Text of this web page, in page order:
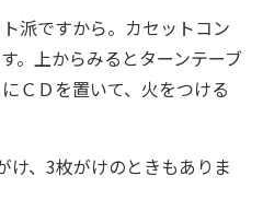
派ですから。カセットコン
。上からみるとターンテーブ
ＣＤを置いて、火をつける
け、3枚がけのときもありま